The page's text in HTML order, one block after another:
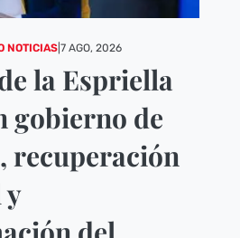
NOTICIAS| 7 AGO, 2026
la Espriella
gobierno de
recuperación